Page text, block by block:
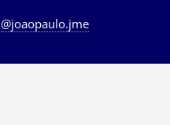
@joaopaulo.jme